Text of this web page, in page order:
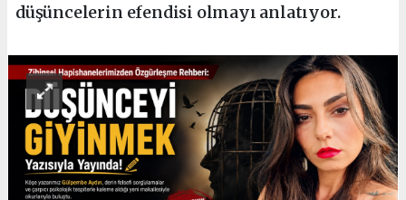
düşüncelerin efendisi olmayı anlatıyor.